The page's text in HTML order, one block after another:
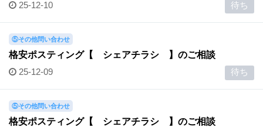
25-12-10 待ち
⑤その他問い合わせ
格安ポスティング【 シェアチラシ 】のご相談
25-12-09 待ち
⑤その他問い合わせ
格安ポスティング【 シェアチラシ 】のご相談